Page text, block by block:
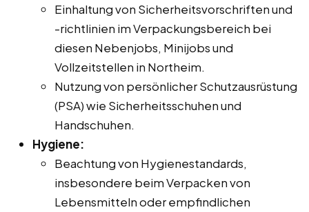
Einhaltung von Sicherheitsvorschriften und
-richtlinien im Verpackungsbereich bei
diesen Nebenjobs, Minijobs und
Vollzeitstellen in Northeim.
Nutzung von persönlicher Schutzausrüstung
(PSA) wie Sicherheitsschuhen und
Handschuhen.
Hygiene:
Beachtung von Hygienestandards,
insbesondere beim Verpacken von
Lebensmitteln oder empfindlichen